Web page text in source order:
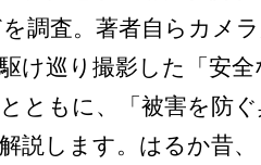
調査。著者自らカメ
け巡り撮影した「安
ともに、「被害を防
説します。はるか昔